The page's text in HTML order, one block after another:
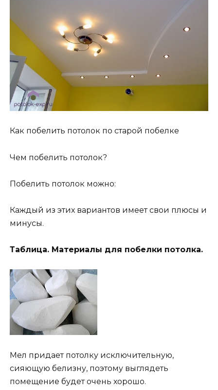
Как побелить потолок по старой побелке
Чем побелить потолок?
Побелить потолок можно:
Каждый из этих вариантов имеет свои плюсы и
минусы.
Таблица. Материалы для побелки потолка.
Мел придает потолку исключительную,
сияющую белизну, поэтому выглядеть
помещение будет очень хорошо.